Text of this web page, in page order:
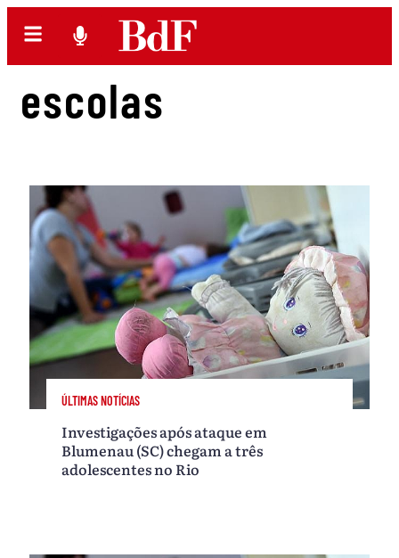
escolas
ÚLTIMAS NOTÍCIAS
Investigações após ataque em
Blumenau (SC) chegam a três
adolescentes no Rio